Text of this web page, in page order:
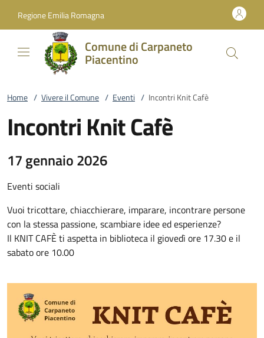
Regione Emilia Romagna
Comune di Carpaneto
Piacentino
Home / Vivere il Comune / Eventi / Incontri Knit Cafè
Incontri Knit Cafè
17 gennaio 2026
Eventi sociali
Vuoi tricottare, chiacchierare, imparare, incontrare persone
con la stessa passione, scambiare idee ed esperienze?
Il KNIT CAFÈ ti aspetta in biblioteca il giovedì ore 17.30 e il
sabato ore 10.00